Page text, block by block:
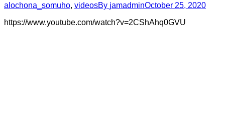
alochona_somuho, videosBy jamadminOctober 25, 2020
https://www.youtube.com/watch?v=2CShAhq0GVU